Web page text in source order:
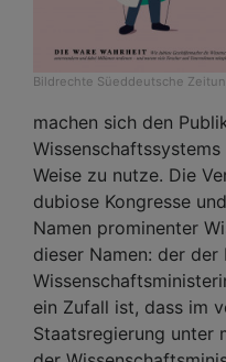
Bildrechte Süeddeutsche
machen sich den
Weise zu nutze. Die
dubiose Kongresse
Namen prominenter
dieser Namen: der der
ein Zufall ist, dass im
Staatsregierung unter